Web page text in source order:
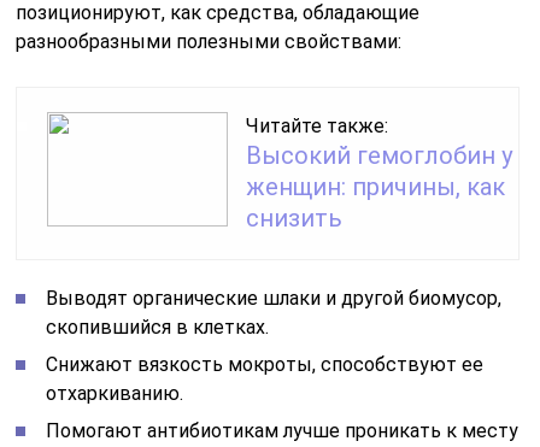
позиционируют, как средства, обладающие
разнообразными полезными свойствами:
Читайте также:
Высокий гемоглобин у
женщин: причины, как
снизить
Выводят органические шлаки и другой биомусор,
скопившийся в клетках.
Снижают вязкость мокроты, способствуют ее
отхаркиванию.
Помогают антибиотикам лучше проникать к месту